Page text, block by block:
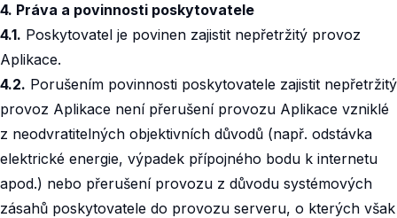
4. Práva a povinnosti poskytovatele
4.1. Poskytovatel je povinen zajistit nepřetržitý provoz
Aplikace.
4.2. Porušením povinnosti poskytovatele zajistit nepřetržitý
provoz Aplikace není přerušení provozu Aplikace vzniklé
z neodvratitelných objektivních důvodů (např. odstávka
elektrické energie, výpadek přípojného bodu k internetu
apod.) nebo přerušení provozu z důvodu systémových
zásahů poskytovatele do provozu serveru, o kterých však